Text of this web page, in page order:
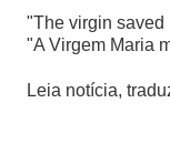
"The virgin saved
"A Virgem Maria
Leia notícia,